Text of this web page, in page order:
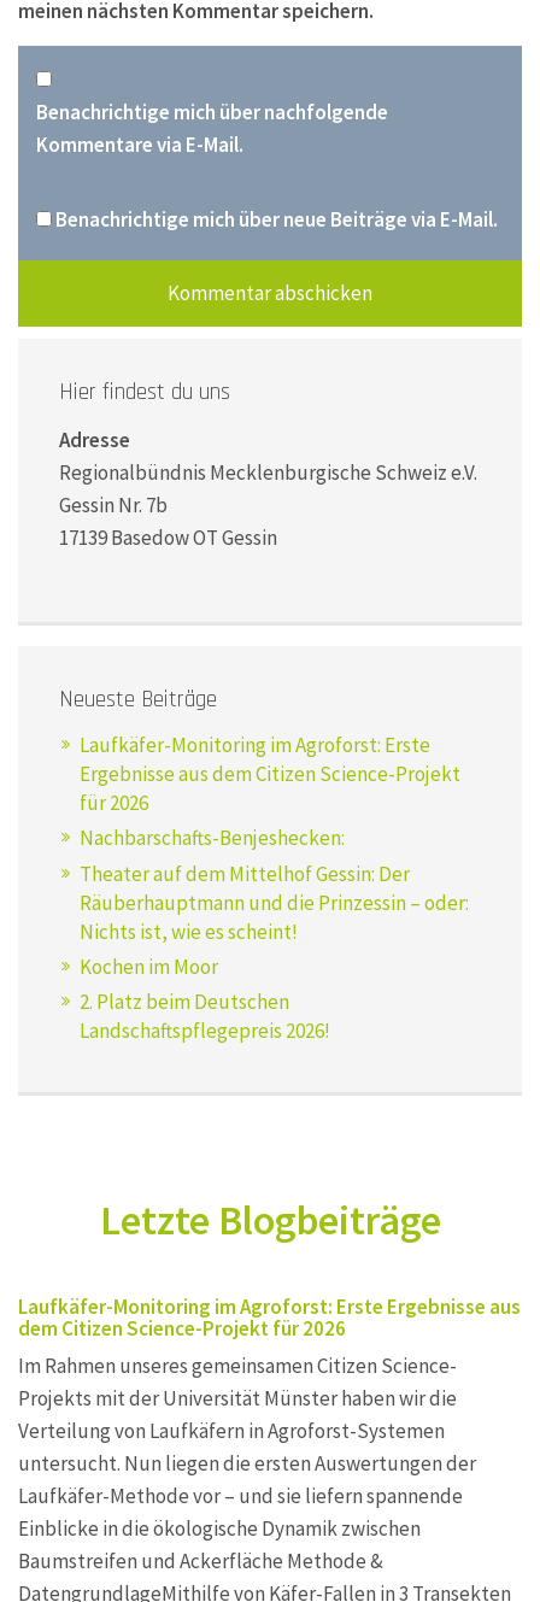
meinen nächsten Kommentar speichern.
Benachrichtige mich über nachfolgende
Kommentare via E-Mail.
Benachrichtige mich über neue Beiträge via E-Mail.
Hier findest du uns
Adresse
Regionalbündnis Mecklenburgische Schweiz e.V.
Gessin Nr. 7b
17139 Basedow OT Gessin
Neueste Beiträge
Laufkäfer-Monitoring im Agroforst: Erste
Ergebnisse aus dem Citizen Science-Projekt
für 2026
Nachbarschafts-Benjeshecken:
Theater auf dem Mittelhof Gessin: Der
Räuberhauptmann und die Prinzessin – oder:
Nichts ist, wie es scheint!
Kochen im Moor
2. Platz beim Deutschen
Landschaftspflegepreis 2026!
Letzte Blogbeiträge
Laufkäfer-Monitoring im Agroforst: Erste Ergebnisse aus
dem Citizen Science-Projekt für 2026
Im Rahmen unseres gemeinsamen Citizen Science-
Projekts mit der Universität Münster haben wir die
Verteilung von Laufkäfern in Agroforst-Systemen
untersucht. Nun liegen die ersten Auswertungen der
Laufkäfer-Methode vor – und sie liefern spannende
Einblicke in die ökologische Dynamik zwischen
Baumstreifen und Ackerfläche Methode &
DatengrundlageMithilfe von Käfer-Fallen in 3 Transekten